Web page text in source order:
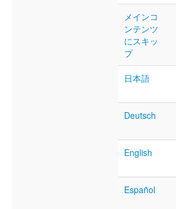
メインコ
ンテンツ
にスキッ
プ
日本語
Deutsch
English
Español